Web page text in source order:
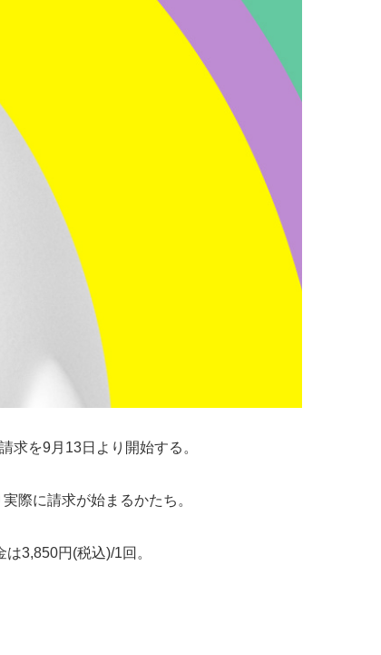
求を9月13日より開始する。
際に請求が始まるかたち。
3,850円(税込)/1回。